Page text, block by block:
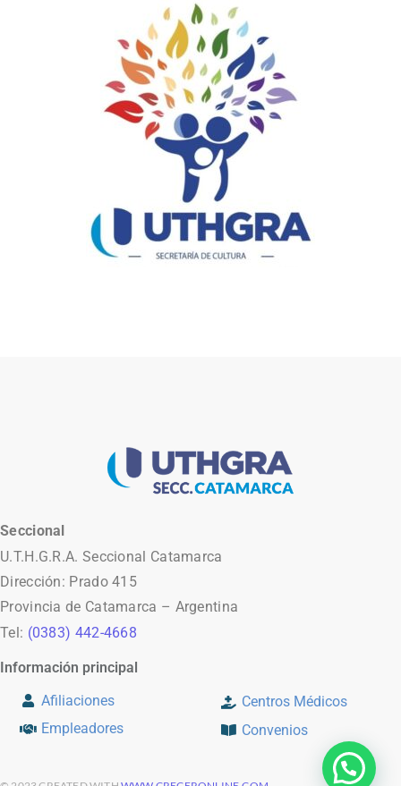
Seccional
U.T.H.G.R.A. Seccional Catamarca
Dirección: Prado 415
Provincia de Catamarca – Argentina
Tel: (0383) 442-4668
Información principal
Afiliaciones
Centros Médicos
Empleadores
Convenios